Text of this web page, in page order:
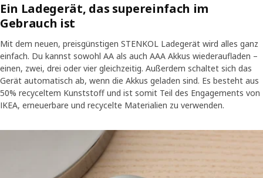
Ein Ladegerät, das supereinfach im
Gebrauch ist
Mit dem neuen, preisgünstigen STENKOL Ladegerät wird alles ganz
einfach. Du kannst sowohl AA als auch AAA Akkus wiederaufladen –
einen, zwei, drei oder vier gleichzeitig. Außerdem schaltet sich das
Gerät automatisch ab, wenn die Akkus geladen sind. Es besteht aus
50% recyceltem Kunststoff und ist somit Teil des Engagements von
IKEA, erneuerbare und recycelte Materialien zu verwenden.